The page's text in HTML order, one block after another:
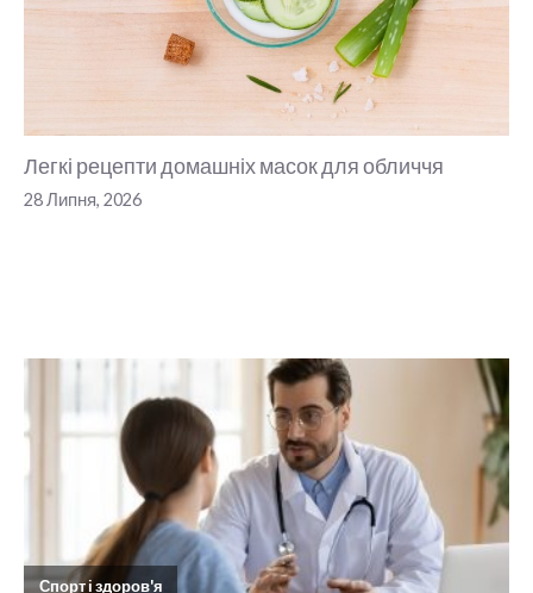
Легкі рецепти домашніх масок для обличчя
28 Липня, 2026